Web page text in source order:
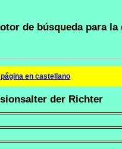
de búsqueda para
en castellano
der Richter